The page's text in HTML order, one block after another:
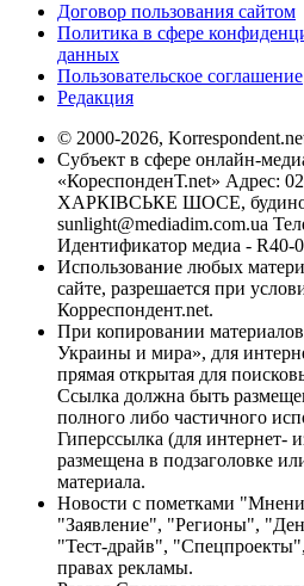
Договор пользования сайтом
Политика в сфере
данных
Пользовательское соглашение
Редакция
© 2000-2026,
Субъект в сфере онлайн-
«КореспонденТ.net» Адрес:
ХАРКІВСЬКЕ ШОСЕ, будинок
sunlight@mediadim.com.ua
Идентификатор медиа - R40-
Использование любых
сайте, разрешается при
Корреспондент.net.
При копировании
Украины и мира», для
прямая открытая для
Ссылка должна быть
полного либо частичного
Гиперссылка (для интернет-
размещена в подзаголовке
материала.
Новости с пометками
"Заявление", "Регионы",
"Тест-драйв",
правах рекламы.